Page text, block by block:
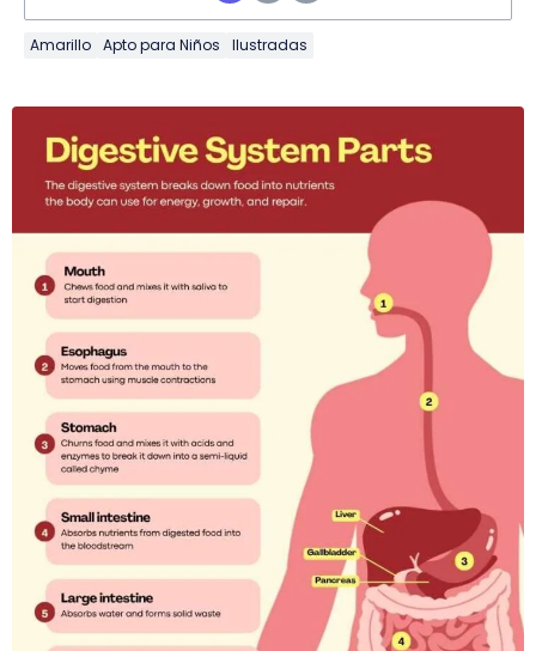
Amarillo Apto para Niños Ilustradas